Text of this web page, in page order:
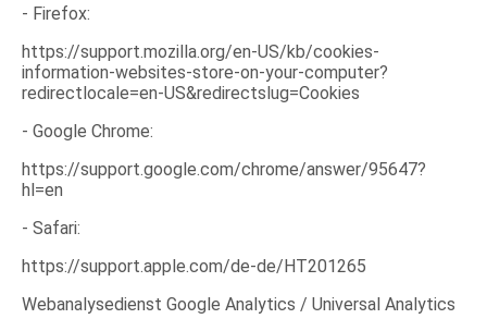
- Firefox:
https://support.mozilla.org/en-US/kb/cookies-
information-websites-store-on-your-computer?
redirectlocale=en-US&redirectslug=Cookies
- Google Chrome:
https://support.google.com/chrome/answer/95647?
hl=en
- Safari:
https://support.apple.com/de-de/HT201265
Webanalysedienst Google Analytics / Universal Analytics